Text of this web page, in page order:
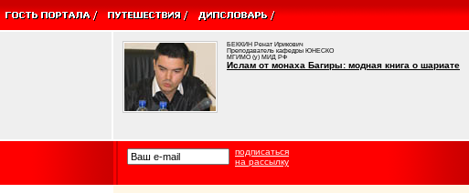
БЕККИН Ренат Ирикович
Преподаватель кафедры ЮНЕСКО
МГИМО (у) МИД РФ
Ислам от монаха Багиры: модная книга о шариате
подписаться
на рассылку